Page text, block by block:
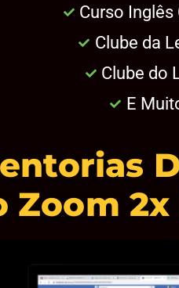
Curso Inglês
Clube da
Clube do
E
Zoom